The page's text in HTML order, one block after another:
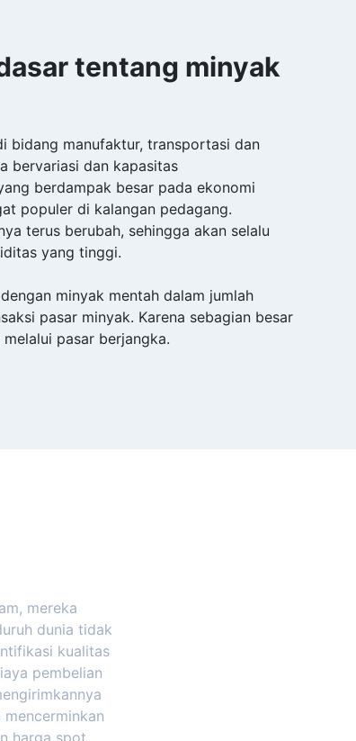
tentang minyak
bidang manufaktur, transportasi dan
bervariasi dan kapasitas
berdampak besar pada ekonomi
populer di kalangan pedagang.
terus berubah, sehingga akan selalu
yang tinggi.
minyak mentah dalam jumlah
pasar minyak. Karena sebagian besar
pasar berjangka.
mereka
dunia tidak
kualitas
pembelian